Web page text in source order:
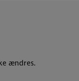
ændres.